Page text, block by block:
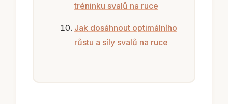
tréninku svalů na ruce
Jak dosáhnout optimálního
růstu a síly svalů na ruce